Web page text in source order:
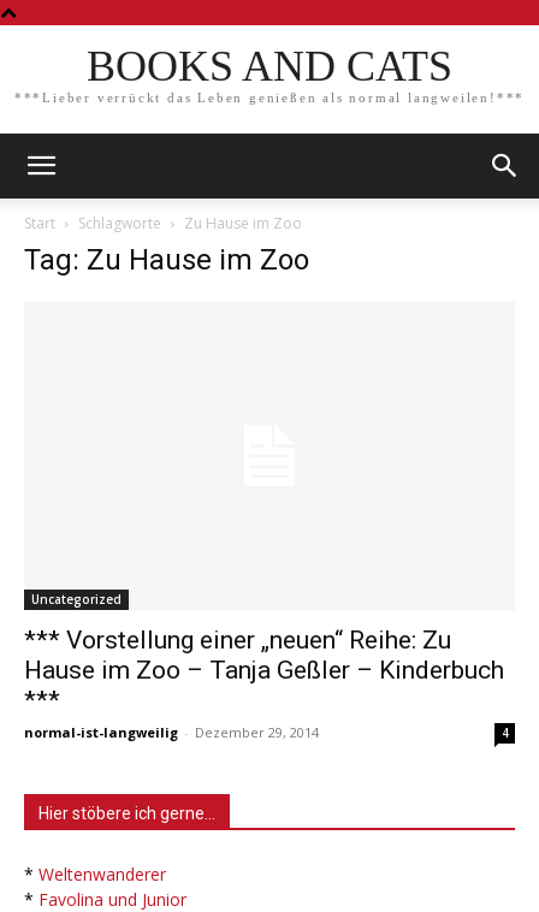
BOOKS AND CATS
***Lieber verrückt das Leben genießen als normal langweilen!***
Start Schlagworte Zu Hause im Zoo
Tag: Zu Hause im Zoo
Uncategorized
*** Vorstellung einer „neuen“ Reihe: Zu
Hause im Zoo – Tanja Geßler – Kinderbuch
***
normal-ist-langweilig - Dezember 29, 2014 4
Hier stöbere ich gerne…
* Weltenwanderer
* Favolina und Junior